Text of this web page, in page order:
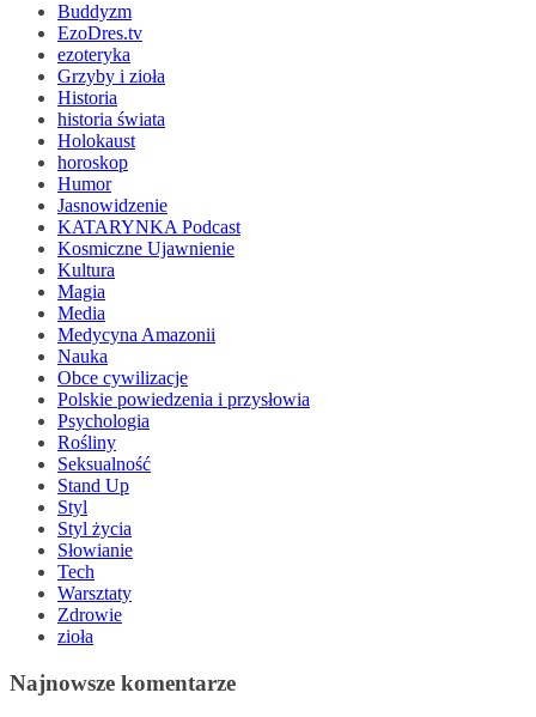
Buddyzm
EzoDres.tv
ezoteryka
Grzyby i zioła
Historia
historia świata
Holokaust
horoskop
Humor
Jasnowidzenie
KATARYNKA Podcast
Kosmiczne Ujawnienie
Kultura
Magia
Media
Medycyna Amazonii
Nauka
Obce cywilizacje
Polskie powiedzenia i przysłowia
Psychologia
Rośliny
Seksualność
Stand Up
Styl
Styl życia
Słowianie
Tech
Warsztaty
Zdrowie
zioła
Najnowsze komentarze